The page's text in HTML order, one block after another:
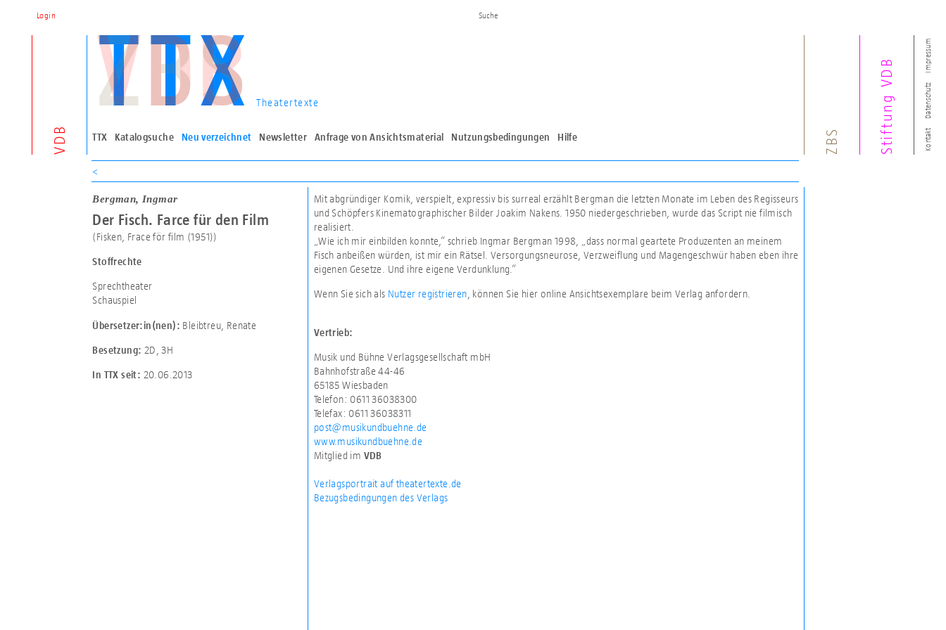
Kontakt
Datenschutz
Impressum
VDB
Theatertexte
TTX Katalogsuche Neu verzeichnet Newsletter Anfrage von Ansichtsmaterial Nutzungsbedingungen Hilfe ZBS Stiftung VDB
Login
<
Bergman, Ingmar
Der Fisch. Farce für den Film
(Fisken, Frace för film (1951))
Stoffrechte
Sprechtheater
Schauspiel
Übersetzer:in(nen): Bleibtreu, Renate
Besetzung: 2D ,3H
In TTX seit: 20.06.2013
Mit abgründiger Komik, verspielt, expressiv bis surreal erzählt Bergman die letzten Monate im Leben des Regisseurs
und Schöpfers Kinematographischer Bilder Joakim Nakens. 1950 niedergeschrieben, wurde das Script nie filmisch
realisiert.
„Wie ich mir einbilden konnte,“ schrieb Ingmar Bergman 1998, „dass normal geartete Produzenten an meinem
Fisch anbeißen würden, ist mir ein Rätsel. Versorgungsneurose, Verzweiflung und Magengeschwür haben eben ihre
eigenen Gesetze. Und ihre eigene Verdunklung.“
Wenn Sie sich als Nutzer registrieren , können Sie hier online Ansichtsexemplare beim Verlag anfordern.
Vertrieb:
Musik und Bühne Verlagsgesellschaft mbH
Bahnhofstraße 44-46
65185 Wiesbaden
Telefon: 0611 36038300
Telefax: 0611 36038311
post@musikundbuehne.de
www.musikundbuehne.de
Mitglied im VDB
Verlagsportrait auf theatertexte.de
Bezugsbedingungen des Verlags